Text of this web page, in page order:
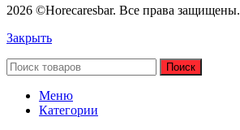
2026 ©Horecaresbar. Все права защищены.
Закрыть
Поиск
Меню
Категории